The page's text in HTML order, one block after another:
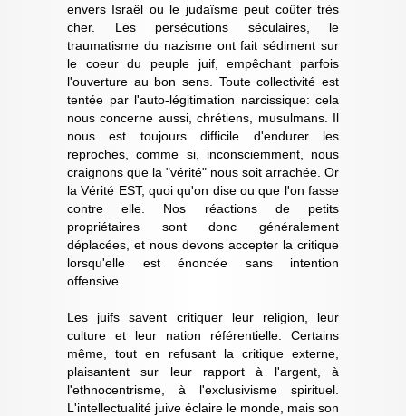
envers Israël ou le judaïsme peut coûter très
cher. Les persécutions séculaires, le
traumatisme du nazisme ont fait sédiment sur
le coeur du peuple juif, empêchant parfois
l'ouverture au bon sens. Toute collectivité est
tentée par l'auto-légitimation narcissique: cela
nous concerne aussi, chrétiens, musulmans. Il
nous est toujours difficile d'endurer les
reproches, comme si, inconsciemment, nous
craignons que la "vérité" nous soit arrachée. Or
la Vérité EST, quoi qu'on dise ou que l'on fasse
contre elle. Nos réactions de petits
propriétaires sont donc généralement
déplacées, et nous devons accepter la critique
lorsqu'elle est énoncée sans intention
offensive.
Les juifs savent critiquer leur religion, leur
culture et leur nation référentielle. Certains
même, tout en refusant la critique externe,
plaisantent sur leur rapport à l'argent, à
l'ethnocentrisme, à l'exclusivisme spirituel.
L'intellectualité juive éclaire le monde, mais son